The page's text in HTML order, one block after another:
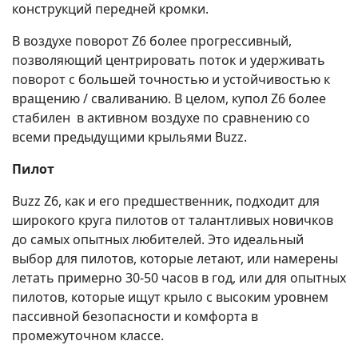
конструкций передней кромки.
В воздухе поворот Z6 более прогрессивный,
позволяющий центрировать поток и удерживать
поворот с большей точностью и устойчивостью к
вращению / сваливанию. В целом, купол Z6 более
стабилен в активном воздухе по сравнению со
всеми предыдущими крыльями Buzz.
Пилот
Buzz Z6, как и его предшественник, подходит для
широкого круга пилотов от талантливых новичков
до самых опытных любителей. Это идеальный
выбор для пилотов, которые летают, или намерены
летать примерно 30-50 часов в год, или для опытных
пилотов, которые ищут крыло с высоким уровнем
пассивной безопасности и комфорта в
промежуточном классе.